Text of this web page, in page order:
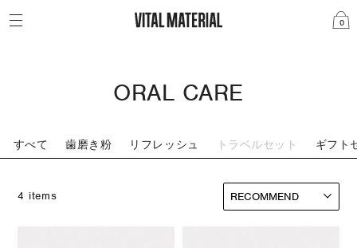
0
ORAL CARE
すべて 歯磨き粉 リフレッシュ トラベルセット ギフト
4 items